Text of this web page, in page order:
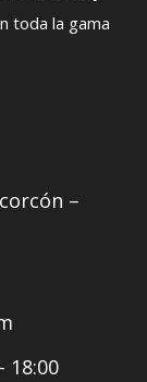
toda la gama
–
18:00